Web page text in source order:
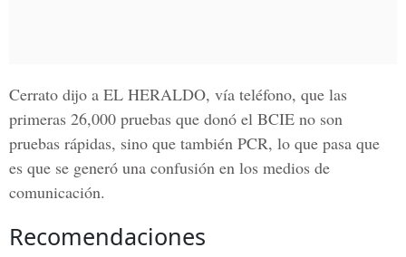
Cerrato dijo a EL HERALDO, vía teléfono, que las
primeras 26,000 pruebas que donó el BCIE no son
pruebas rápidas, sino que también PCR, lo que pasa que
es que se generó una confusión en los medios de
comunicación.
Recomendaciones